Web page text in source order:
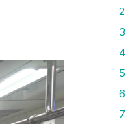
2
3
4
5
6
7